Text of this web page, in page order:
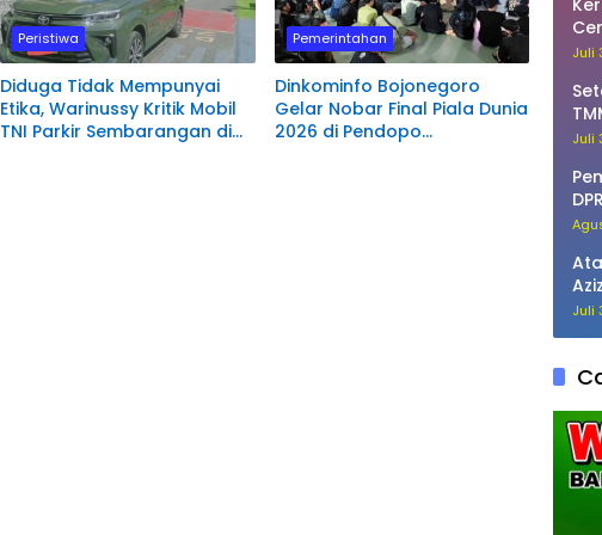
Peristiwa
Diduga Tidak Mempunyai
Etika, Warinussy Kritik Mobil
TNI Parkir Sembarangan di
Pemerintahan
Dinkominfo Bojonegoro
Gelar Nobar Final Piala Dunia
2026 di Pendopo
Juli
Juli
di
Juli